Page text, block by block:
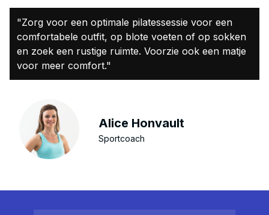
"Zorg voor een optimale pilatessessie voor een
comfortabele outfit, op blote voeten of op sokken
en zoek een rustige ruimte. Voorzie ook een matje
voor meer comfort."
Alice Honvault
Sportcoach